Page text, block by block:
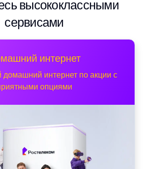
высококлассными
сервисами
интернет
интернет по акции с
опциями